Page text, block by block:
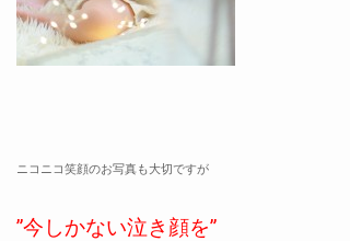
ニコニコ笑顔のお写真も大切ですが
”今しかない泣き顔を”